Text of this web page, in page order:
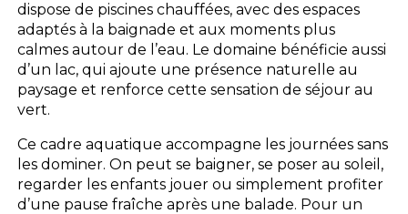
dispose de piscines chauffées, avec des espaces
adaptés à la baignade et aux moments plus
calmes autour de l’eau. Le domaine bénéficie aussi
d’un lac, qui ajoute une présence naturelle au
paysage et renforce cette sensation de séjour au
vert.
Ce cadre aquatique accompagne les journées sans
les dominer. On peut se baigner, se poser au soleil,
regarder les enfants jouer ou simplement profiter
d’une pause fraîche après une balade. Pour un